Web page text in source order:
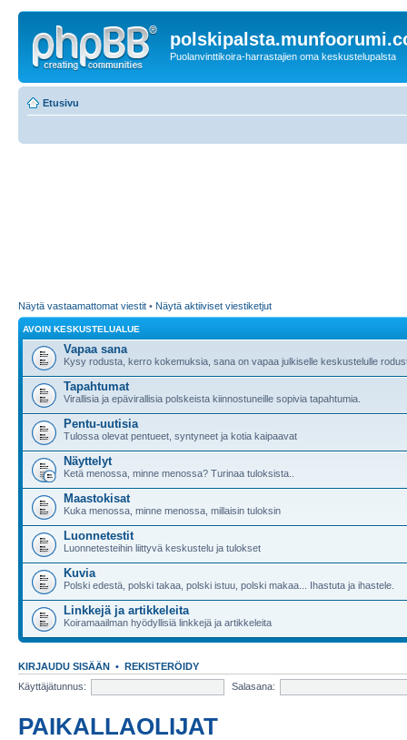
Puolanvinttikoira-harrastajien oma keskustelupalsta
Etusivu
Näytä vastaamattomat viestit • Näytä aktiiviset viestiketjut
AVOIN KESKUSTELUALUE
Vapaa sana
Kysy rodusta, kerro kokemuksia, sana on vapaa julkiselle keskustelulle
Tapahtumat
Virallisia ja epävirallisia polskeista kiinnostuneille sopivia tapahtumia.
Pentu-uutisia
Tulossa olevat pentueet, syntyneet ja kotia kaipaavat
Näyttelyt
Ketä menossa, minne menossa? Turinaa tuloksista..
Maastokisat
Kuka menossa, minne menossa, millaisin tuloksin
Luonnetestit
Luonnetesteihin liittyvä keskustelu ja tulokset
Kuvia
Polski edestä, polski takaa, polski istuu, polski makaa... Ihastuta ja ihastele.
Linkkejä ja artikkeleita
Koiramaailman hyödyllisiä linkkejä ja artikkeleita
KIRJAUDU SISÄÄN • REKISTERÖIDY
Käyttäjätunnus:
Salasana:
PAIKALLAOLIJAT